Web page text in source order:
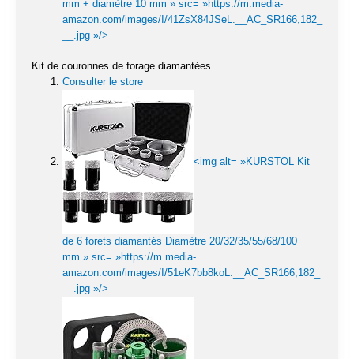
mm + diamètre 10 mm » src= »https://m.media-
amazon.com/images/I/41ZsX84JSeL.__AC_SR166,182_
__.jpg »/>
Kit de couronnes de forage diamantées
Consulter le store
<img alt= »KURSTOL Kit
de 6 forets diamantés Diamètre 20/32/35/55/68/100
mm » src= »https://m.media-
amazon.com/images/I/51eK7bb8koL.__AC_SR166,182_
__.jpg »/>